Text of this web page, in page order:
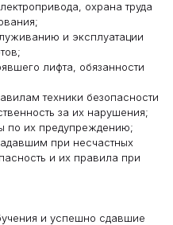
охрана труда
и эксплуатации
лифта, обязанности
техники безопасности
за их нарушения;
по их предупреждению;
при несчастных
и их правила при
и успешно сдавшие